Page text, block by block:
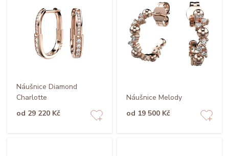
Náušnice Diamond
Charlotte
od 29 220 Kč
Náušnice Melody
od 19 500 Kč